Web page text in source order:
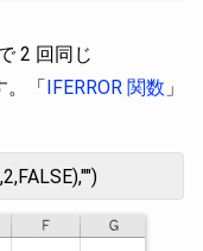
2 回同じ
「 IFERROR 関数 」